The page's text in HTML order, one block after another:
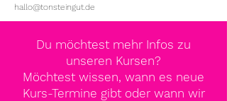
hallo@tonsteingut.de
Du möchtest mehr Infos zu
unseren Kursen?
Möchtest wissen, wann es neue
Kurs-Termine gibt oder wann wir